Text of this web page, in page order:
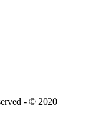
- © 2020